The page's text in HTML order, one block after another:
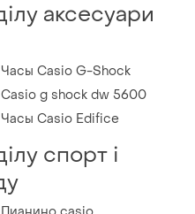
аксесуари
Часы Casio G-Shock
Casio g shock dw 5600
Часы Casio Edifice
спорт і